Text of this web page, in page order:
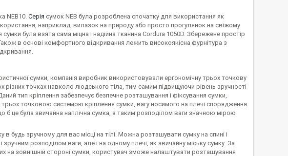
NEB10.Серія сумок NEB була розроблена спочатку для використання як
наприклад, вилазок на природу або просто прогулянок на свіжому
була взята сама міцна і надійна тканина Cordura 1050D. Збережене простір
в основі комфортного відкривання лежить високоякісна фурнітура з
сумки, компанія виробник використовували ергономічну трьох точкову
різних точках навколо людського тіла, тим самим підвищуючи рівень зручності
тип кріплення забезпечує безпечне розташування і фіксування сумки,
трьох точковою системою кріплення сумки, вагу носимого на плечі спорядження
б це була звичайна наплічна сумка, з таким розподілом ваги значною мірою
будь зручному для вас місці на тілі. Можна розташувати сумку на спині і
розподілом ваги, але і на одному плечі, як звичайну міську сумку. За
на зовнішній стороні сумки, користувач зможе налаштувати розташування